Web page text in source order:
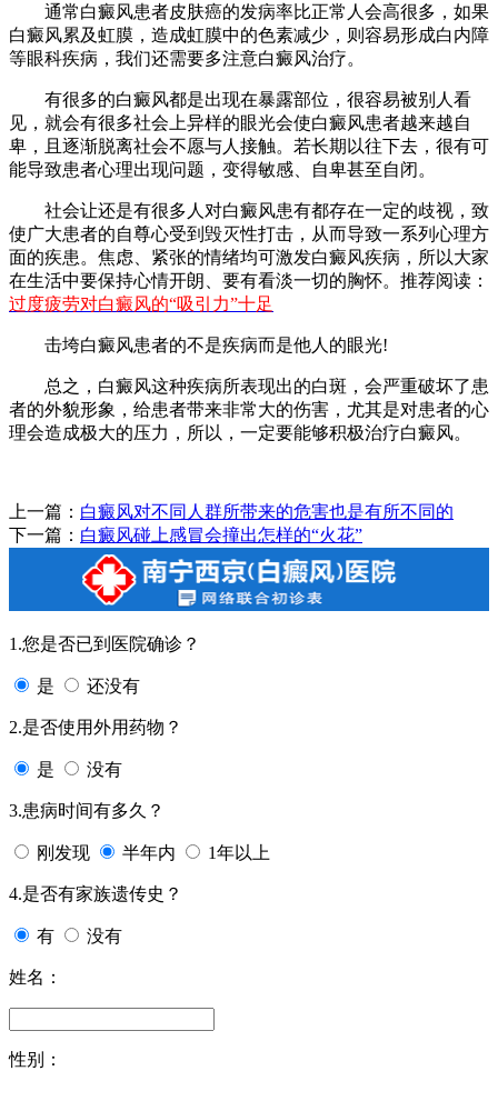
通常白癜风患者皮肤癌的发病率比正常人会高很多，如果
白癜风累及虹膜，造成虹膜中的色素减少，则容易形成白内障
等眼科疾病，我们还需要多注意白癜风治疗。
有很多的白癜风都是出现在暴露部位，很容易被别人看
见，就会有很多社会上异样的眼光会使白癜风患者越来越自
卑，且逐渐脱离社会不愿与人接触。若长期以往下去，很有可
能导致患者心理出现问题，变得敏感、自卑甚至自闭。
社会让还是有很多人对白癜风患有都存在一定的歧视，致
使广大患者的自尊心受到毁灭性打击，从而导致一系列心理方
面的疾患。焦虑、紧张的情绪均可激发白癜风疾病，所以大家
在生活中要保持心情开朗、要有看淡一切的胸怀。推荐阅读：
过度疲劳对白癜风的“吸引力”十足
击垮白癜风患者的不是疾病而是他人的眼光!
总之，白癜风这种疾病所表现出的白斑，会严重破坏了患
者的外貌形象，给患者带来非常大的伤害，尤其是对患者的心
理会造成极大的压力，所以，一定要能够积极治疗白癜风。
上一篇： 白癜风对不同人群所带来的危害也是有所不同的
下一篇： 白癜风碰上感冒会撞出怎样的“火花”
1.您是否已到医院确诊？
是 还没有
2.是否使用外用药物？
是 没有
3.患病时间有多久？
刚发现 半年内 1年以上
4.是否有家族遗传史？
有 没有
姓名：
性别：